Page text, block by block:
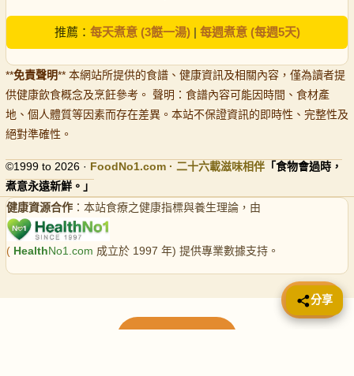
推薦： 每天煮意 (3餸一湯)| 每週煮意 (每週5天)
**免責聲明** 本網站所提供的食譜、健康資訊及相關內容，僅為讀者提
供健康飲食概念及烹飪參考。 聲明：食譜內容可能因時間、食材產
地、個人體質等因素而存在差異。本站不保證資訊的即時性、完整性及
絕對準確性。
©1999 to 2026 · FoodNo1.com · 二十六載滋味相伴 「食物會過時，
煮意永遠新鮮。」
健康資源合作 ：本站食療之健康指標與養生理論，由
( HealthNo1.com 成立於 1997 年) 提供專業數據支持。
📤 分享
分享